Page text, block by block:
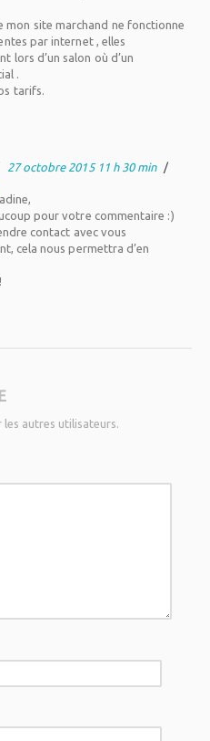
mon site marchand ne fonctionne
par internet , elles
lors d’un salon où d’un
.
tarifs.
27 octobre 2015 11 h 30 min
/
pour votre commentaire :)
contact avec vous
cela nous permettra d’en
les autres utilisateurs.